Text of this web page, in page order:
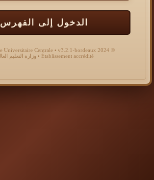
الدخول إلى الفهرس
© 2024 Bibliothèque Universitaire Centrale • v3.2.1-bordeaux
Établissement accrédité • وزارة التعليم العالي